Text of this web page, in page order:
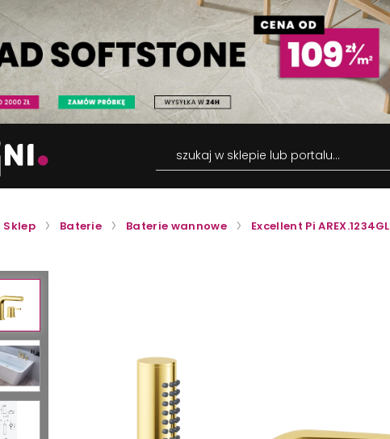
szukaj w sklepie lub portalu...
Sklep Baterie Baterie wannowe Excellent Pi AREX.1234GL